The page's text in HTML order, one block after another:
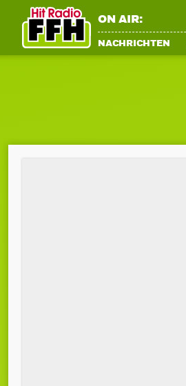
ON AIR:
NACHRICHTEN